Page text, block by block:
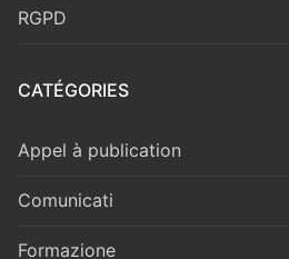
RGPD
CATÉGORIES
Appel à publication
Comunicati
Formazione